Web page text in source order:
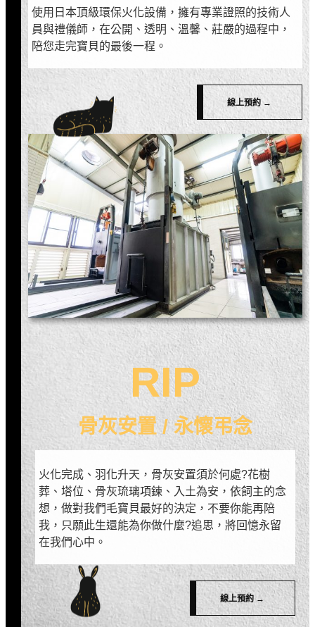
使用日本頂級環保火化設備，擁有專業證照的技術人
員與禮儀師，在公開、透明、溫馨、莊嚴的過程中，
陪您走完寶貝的最後一程。
線上預約 →
RIP
骨灰安置 / 永懷弔念
火化完成、羽化升天，骨灰安置須於何處?花樹
葬、塔位、骨灰琉璃項鍊、入土為安，依飼主的念
想，做對我們毛寶貝最好的決定，不要你能再陪
我，只願此生還能為你做什麼?追思，將回憶永留
在我們心中。
線上預約 →